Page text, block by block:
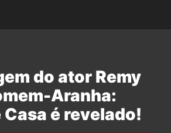
do ator Remy
Aranha:
Casa é revelado!